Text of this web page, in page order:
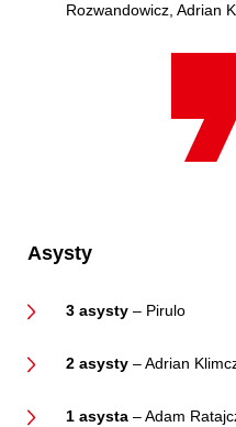
Rozwandowicz, Adrian
Asysty
3 asysty – Pirulo
2 asysty – Adrian
1 asysta – Adam